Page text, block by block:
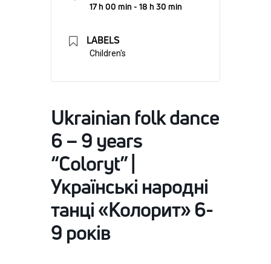
17 h 00 min - 18 h 30 min
LABELS
Children's
Ukrainian folk dance
6 – 9 years
“Coloryt” |
Українські народні
танці «Колорит» 6-
9 років